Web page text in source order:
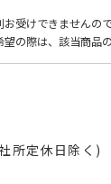
受けできませんの
の際は、該当商品
所定休日除く)